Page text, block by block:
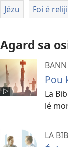
Jézu Foi é
Agard sa
Pou
La
lé
LA